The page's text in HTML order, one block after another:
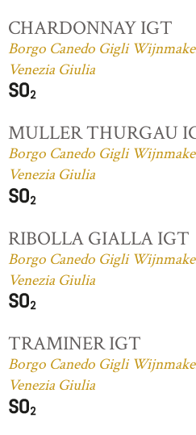
CHARDONNAY IGT
Borgo Canedo Gigli
Venezia Giulia
MULLER THURGAU
Borgo Canedo Gigli
Venezia Giulia
RIBOLLA GIALLA IGT
Borgo Canedo Gigli
Venezia Giulia
TRAMINER IGT
Borgo Canedo Gigli
Venezia Giulia